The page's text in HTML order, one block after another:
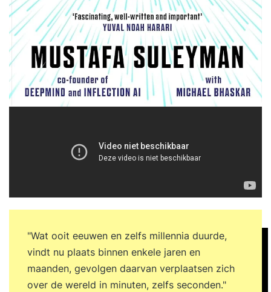
"Wat ooit eeuwen en zelfs millennia duurde,
vindt nu plaats binnen enkele jaren en
maanden, gevolgen daarvan verplaatsen zich
over de wereld in minuten, zelfs seconden."